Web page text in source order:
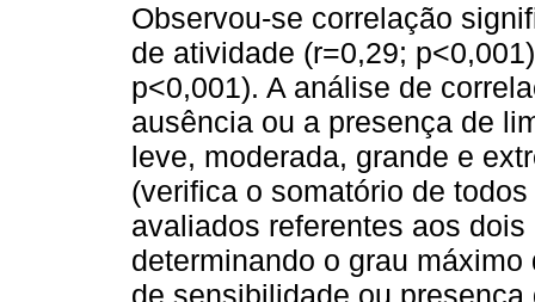
Observou-se correlação
de atividade (r=0,29;
p<0,001). A análise de
ausência ou a presença de
leve, moderada, grande e
(verifica o somatório de
avaliados referentes aos
determinando o grau
de sensibilidade ou